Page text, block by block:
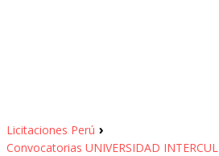
Licitaciones Perú ›
Convocatorias UNIVERSIDAD